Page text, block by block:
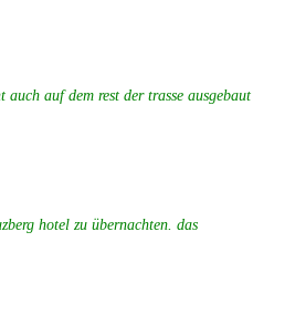
auf dem rest der trasse ausgebaut
hotel zu übernachten. das